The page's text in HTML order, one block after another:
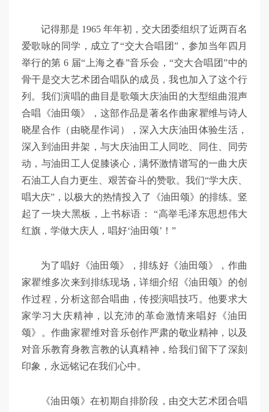
记得那是 1965 年年初，交大团委组织了近两百名
爱歌咏的同学，成立了“交大合唱团”，参加当年四月
举行的第6 届“上海之春”音乐会，“交大合唱团”中的
骨干是交大艺术团合唱队的成员，我也加入了这个行
列。我们演唱的曲目是歌颂大庆油田的大型组曲混声
合唱《油田颂》，这部作品是著名作曲家瞿维与诗人
晓星合作（由晓星作词），深入大庆油田体验生活，
深入到油田井架，与大庆油田工人同吃、同住、同劳
动，与油田工人促膝谈心，满怀激情谱写的一曲大庆
石油工人自力更生、艰苦奋斗的赞歌。我们“学大庆、
唱大庆”，以极大的热情投入了《油田颂》的排练。竖
起了一块大黑板，上书标语： “高举毛泽东思想伟大
红旗，学做大庆人，唱好‘油田颂’！”
为了唱好《油田颂》，排练好《油田颂》，作曲
家瞿维多次来到排练现场，详细介绍《油田颂》的创
作过程，分析这部合唱曲，传授演唱技巧。他要求大
家学习大庆精神，以充沛的革命激情来唱好《油田
颂》。作曲家瞿维对音乐创作严肃的敬业精神，以及
对音乐教育身教言教的认真精神，给我们留下了深刻
印象，永远铭记在我们心中。
《油田颂》在初期自排阶段，由交大艺术团合唱